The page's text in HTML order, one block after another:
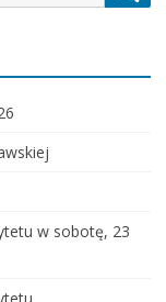
w sobotę, 23